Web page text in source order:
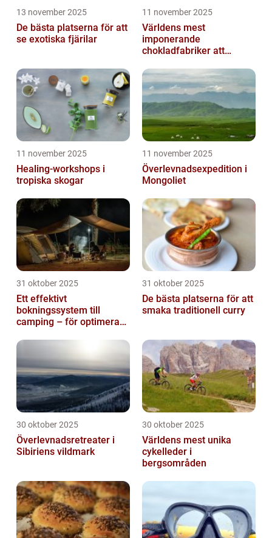
13 november 2025
De bästa platserna för att
se exotiska fjärilar
11 november 2025
Världens mest
imponerande
chokladfabriker att
11 november 2025
Healing-workshops i
tropiska skogar
11 november 2025
Överlevnadsexpedition i
Mongoliet
31 oktober 2025
Ett effektivt
bokningssystem till
camping – för optimerad
31 oktober 2025
De bästa platserna för att
smaka traditionell curry
30 oktober 2025
Överlevnadsretreater i
Sibiriens vildmark
30 oktober 2025
Världens mest unika
cykelleder i
bergsområden